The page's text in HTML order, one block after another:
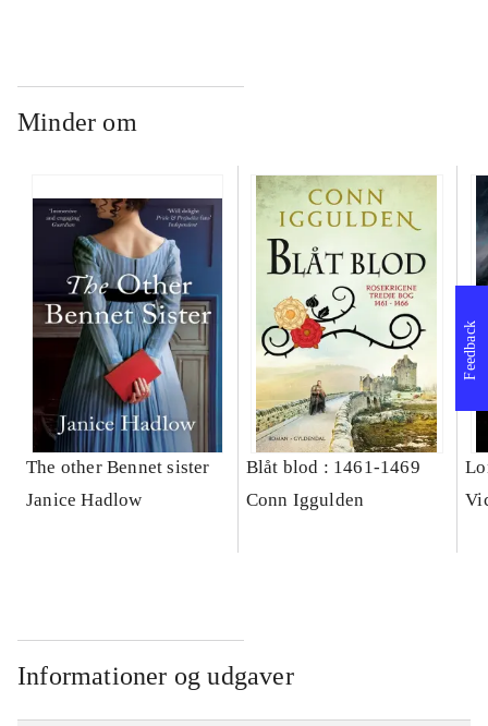
Minder om
The other Bennet sister
Janice Hadlow
Blåt blod : 1461-1469
Conn Iggulden
Informationer og udgaver
Feedback